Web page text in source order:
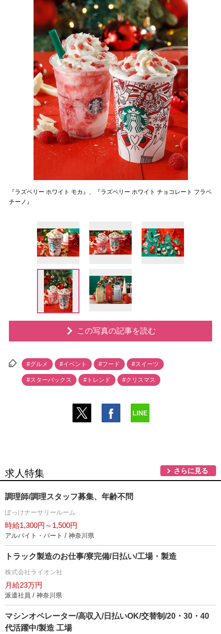
『ラズベリー ホワイト モカ』、『ラズベリー ホワイト チョコレート フラペ
チーノ』
この写真の記事を読む
#グルメ #イベント #フード #スイーツ
#スターバックス #トレンド #クリスマス
求人特集 さらに見る
調理師/調理スタッフ募集、年齢不問
ぽっけナーサリールーム
時給1,300円～1,500円
アルバイト・パート / 神奈川県
トラック製造のお仕事/寮完備/日払い/工場・製造
株式会社ライオン社
月給23万円
派遣社員 / 神奈川県
マシンオペレーター/高収入/日払いOK/交替制/20・30・40
代活躍中/製造 工場